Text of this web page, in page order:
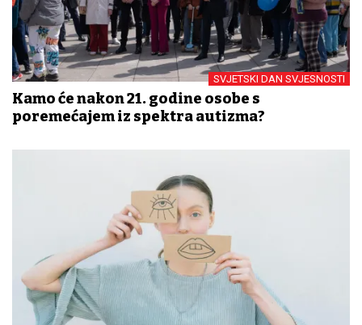
SVJETSKI DAN SVJESNOSTI
Kamo će nakon 21. godine osobe s
poremećajem iz spektra autizma?